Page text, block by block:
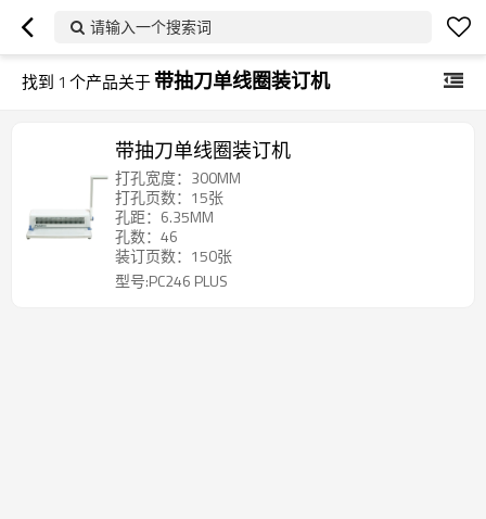
请输入一个搜索词
找到 1 个产品关于带抽刀单线圈装订机
带抽刀单线圈装订机
打孔宽度：300MM
打孔页数：15张
孔距：6.35MM
孔数：46
装订页数：150张
型号:PC246 PLUS